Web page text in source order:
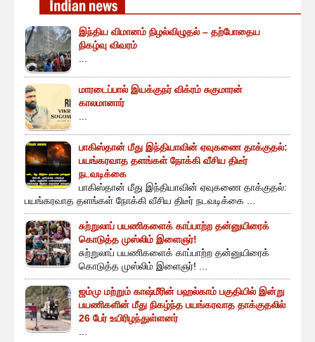
இந்திய விமானம் நிழல்விழுதல் – தற்போதைய
நிகழ்வு விவரம்
மாரடைப்பால் இயக்குநர் விக்ரம் சுகுமாரன்
காலமானார்
பாகிஸ்தான் மீது இந்தியாவின் ஏவுகணை தாக்குதல்:
பயங்கரவாத தளங்கள் நோக்கி வீசிய திடீர்
நடவடிக்கை
பாகிஸ்தான் மீது இந்தியாவின் ஏவுகணை தாக்குதல்:
பயங்கரவாத தளங்கள் நோக்கி வீசிய திடீர் நடவடிக்கை ...
சுற்றுலாப் பயணிகளைக் காப்பாற்ற தன்னுயிரைக்
கொடுத்த முஸ்லிம் இளைஞர்!
சுற்றுலாப் பயணிகளைக் காப்பாற்ற தன்னுயிரைக்
கொடுத்த முஸ்லிம் இளைஞர்! ...
ஜம்மு மற்றும் காஷ்மீரின் பஹல்காம் பகுதியில் இன்று
பயணிகளின் மீது நிகழ்ந்த பயங்கரவாத தாக்குதலில்
26 பேர் உயிரிழந்துள்ளனர்